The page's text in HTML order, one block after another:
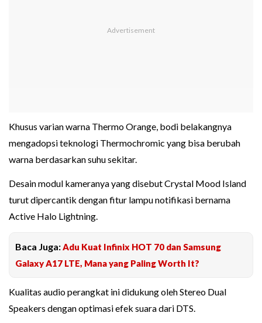
Khusus varian warna Thermo Orange, bodi belakangnya
mengadopsi teknologi Thermochromic yang bisa berubah
warna berdasarkan suhu sekitar.
Desain modul kameranya yang disebut Crystal Mood Island
turut dipercantik dengan fitur lampu notifikasi bernama
Active Halo Lightning.
Baca Juga:Adu Kuat Infinix HOT 70 dan Samsung
Galaxy A17 LTE, Mana yang Paling Worth It?
Kualitas audio perangkat ini didukung oleh Stereo Dual
Speakers dengan optimasi efek suara dari DTS.